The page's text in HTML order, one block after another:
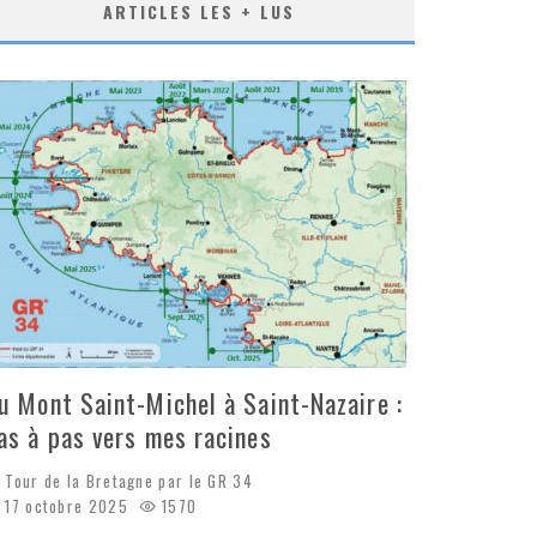
ARTICLES LES + LUS
Mont Saint-Michel à Saint-Nazaire :
à pas vers mes racines
Tour de la Bretagne par le GR 34
17 octobre 2025
1570